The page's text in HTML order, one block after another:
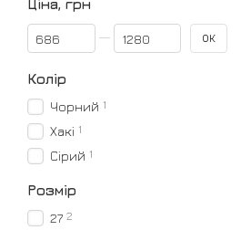
Ціна, грн
Від Ціна, грн
До Ціна, грн ОК
Колір
Чорний 1
Хакі 1
Сірий 1
Розмір
27 2